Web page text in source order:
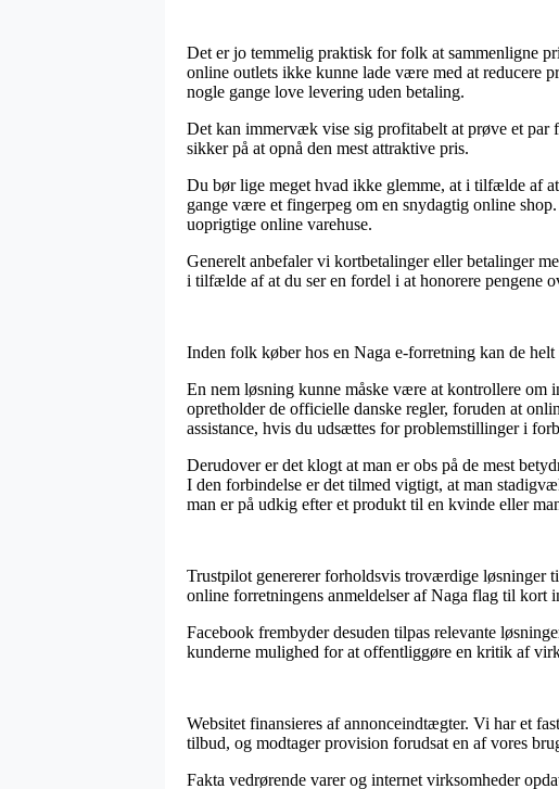
Det er jo temmelig praktisk for folk at sammenligne
online outlets ikke kunne lade være med at reducere
nogle gange love levering uden betaling.
Det kan immervæk vise sig profitabelt at prøve et par
sikker på at opnå den mest attraktive pris.
Du bør lige meget hvad ikke glemme, at i tilfælde af
gange være et fingerpeg om en snydagtig online
uoprigtige online varehuse.
Generelt anbefaler vi kortbetalinger eller betalinger
i tilfælde af at du ser en fordel i at honorere pengene
Inden folk køber hos en Naga e-forretning kan de
En nem løsning kunne måske være at kontrollere om
opretholder de officielle danske regler, foruden at
assistance, hvis du udsættes for problemstillinger i
Derudover er det klogt at man er obs på de mest
I den forbindelse er det tilmed vigtigt, at man
man er på udkig efter et produkt til en kvinde eller
Trustpilot genererer forholdsvis troværdige løsninger
online forretningens anmeldelser af Naga flag til kort
Facebook frembyder desuden tilpas relevante
kunderne mulighed for at offentliggøre en kritik af
Websitet finansieres af annonceindtægter. Vi har et
tilbud, og modtager provision forudsat en af vores
Fakta vedrørende varer og internet virksomheder